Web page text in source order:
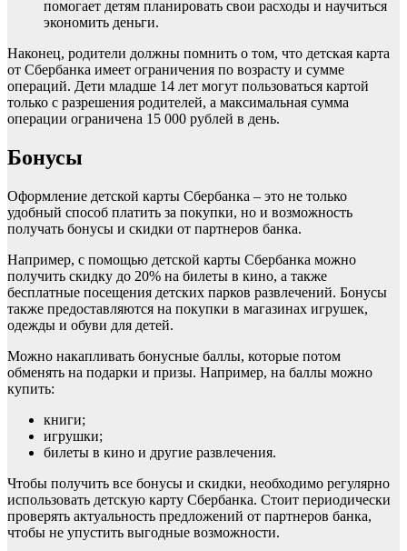
помогает детям планировать свои расходы и научиться
экономить деньги.
Наконец, родители должны помнить о том, что детская карта
от Сбербанка имеет ограничения по возрасту и сумме
операций. Дети младше 14 лет могут пользоваться картой
только с разрешения родителей, а максимальная сумма
операции ограничена 15 000 рублей в день.
Бонусы
Оформление детской карты Сбербанка – это не только
удобный способ платить за покупки, но и возможность
получать бонусы и скидки от партнеров банка.
Например, с помощью детской карты Сбербанка можно
получить скидку до 20% на билеты в кино, а также
бесплатные посещения детских парков развлечений. Бонусы
также предоставляются на покупки в магазинах игрушек,
одежды и обуви для детей.
Можно накапливать бонусные баллы, которые потом
обменять на подарки и призы. Например, на баллы можно
купить:
книги;
игрушки;
билеты в кино и другие развлечения.
Чтобы получить все бонусы и скидки, необходимо регулярно
использовать детскую карту Сбербанка. Стоит периодически
проверять актуальность предложений от партнеров банка,
чтобы не упустить выгодные возможности.